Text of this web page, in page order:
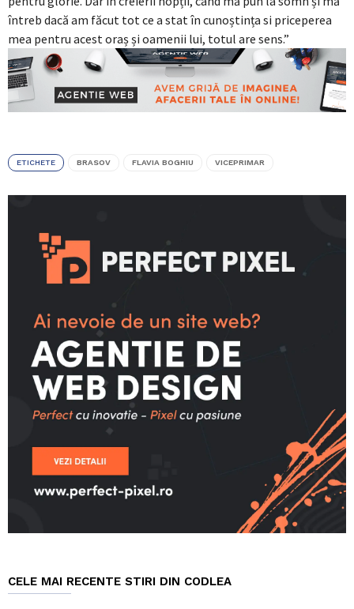
întreb dacă am făcut tot ce a stat în cunoștința si priceperea
mea pentru acest oraș și oamenii lui, totul are sens.”
ETICHETE BRASOV FLAVIA BOGHIU VICEPRIMAR
CELE MAI RECENTE STIRI DIN CODLEA